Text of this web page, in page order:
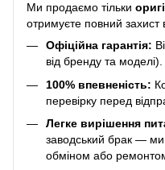
Ми продаємо тільки
отримуєте повний захист
Офіційна гарантія:
від бренду та моделі).
100% впевненість:
перевірку перед
Легке вирішення
заводський брак —
обміном або